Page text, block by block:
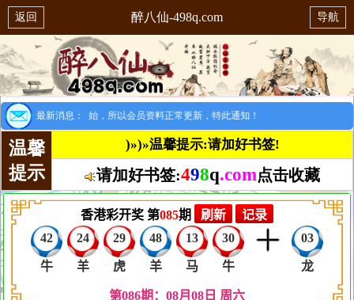
返回 醉八仙-498q.com 导航
最新消息：
示：8月1日开始，所以会员资料正常更新，特此通知！
温馨
提示
)»)»温馨提示:请加好书签!
请加好书签:498q.com点击收藏